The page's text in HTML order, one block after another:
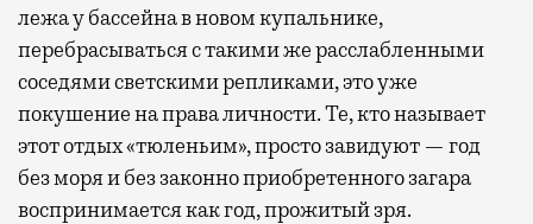
лежа у бассейна в новом купальнике,
перебрасываться с такими же расслабленными
соседями светскими репликами, это уже
покушение на права личности. Те, кто называет
этот отдых «тюленьим», просто завидуют — год
без моря и без законно приобретенного загара
воспринимается как год, прожитый зря.